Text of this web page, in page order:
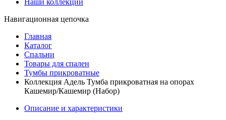
Навигационная цепочка
Главная
Каталог
Спальни
Товары для спален
Тумбы прикроватные
Коллекция Адель Тумба прикроватная на опорах
Кашемир/Кашемир (Набор)
Описание и характеристики